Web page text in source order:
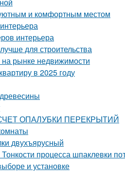
и комфортным местом
интерьера
для строительства
рынке недвижимости
в 2025 году
ОПАЛУБКИ ПЕРЕКРЫТИЙ
двухъярусный
процесса шпаклевки
и установке